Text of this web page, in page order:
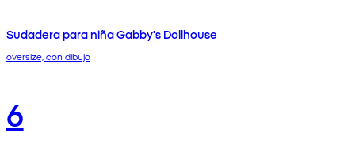
Sudadera para niña Gabby's Dollhouse
oversize, con dibujo
6